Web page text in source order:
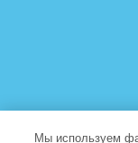
Мы используем